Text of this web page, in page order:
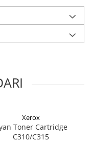
Xerox
Toner Cartridge
C310/C315